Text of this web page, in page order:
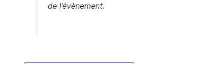
de l’évènement.